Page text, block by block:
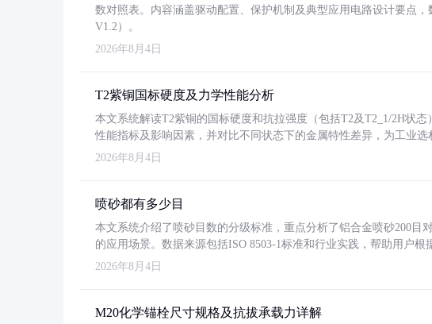
数对照表。内容涵盖驱动配置、保护机制及典型应用电路设计要点
V1.2）。
2026年8月4日
T2紫铜国标硬度及力学性能分析
本文系统解读T2紫铜的国标硬度和抗拉强度（包括T2及T2_1/2H状
性能指标及影响因素，并对比不同状态下的金属特性差异，为工业选
2026年8月4日
喷砂都有多少目
本文系统介绍了喷砂目数的分级标准，重点分析了铝合金喷砂200目
的应用场景。数据来源包括ISO 8503-1标准和行业实践，帮助用户根
2026年8月4日
M20化学锚栓尺寸规格及抗拔承载力详解